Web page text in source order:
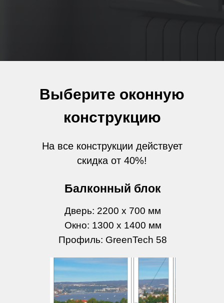
На все конструкции действует
скидка от 40%!
Выберите оконную
конструкцию
Балконный блок
Дверь: 2200 х 700 мм
Окно: 1300 х 1400 мм
Профиль: GreenTech 58